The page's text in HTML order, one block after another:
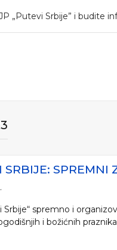
„Putevi Srbije” i budite
SRBIJE:
Srbije“ spremno i
i božićnih